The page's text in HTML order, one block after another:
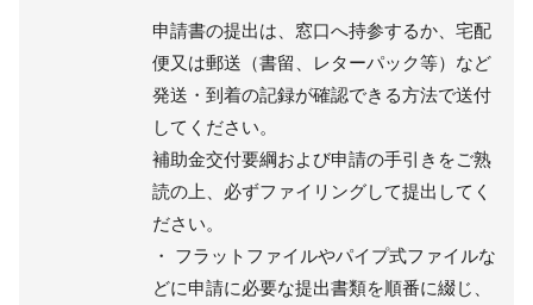
申請書の提出は、窓口へ持参するか、宅配
便又は郵送（書留、レターパック等）など
発送・到着の記録が確認できる方法で送付
してください。
補助金交付要綱および申請の手引きをご熟
読の上、必ずファイリングして提出してく
ださい。
・ フラットファイルやパイプ式ファイルな
どに申請に必要な提出書類を順番に綴じ、